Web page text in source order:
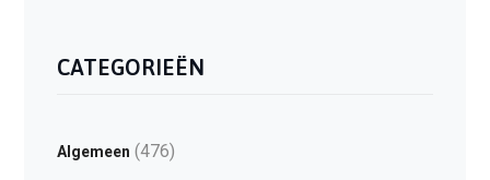
CATEGORIEËN
Algemeen (476)